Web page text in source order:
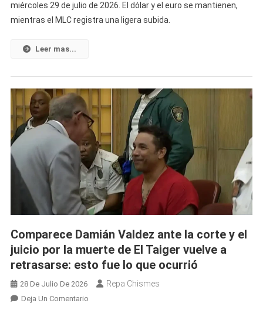
El
Mercado
Para
El
Y
El
Euro,
Pero
El
MLC
Vuelve
A
miércoles 29 de julio de 2026. El dólar y el euro se mantienen,
mientras el MLC registra una ligera subida.
Leer mas...
Comparece Damián Valdez ante la corte y el
juicio por la muerte de El Taiger vuelve a
retrasarse: esto fue lo que ocurrió
28 De Julio De 2026 Repa Chismes
Deja Un ComentarioEn